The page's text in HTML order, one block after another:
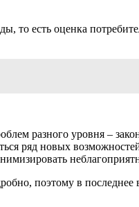
то есть оценка
разного уровня –
ряд новых
поэтому в последнее